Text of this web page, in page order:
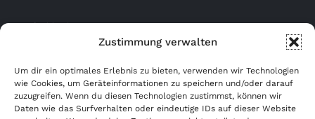
Zustimmung verwalten
Um dir ein optimales Erlebnis zu bieten, verwenden wir Technologien
wie Cookies, um Geräteinformationen zu speichern und/oder darauf
zuzugreifen. Wenn du diesen Technologien zustimmst, können wir
Daten wie das Surfverhalten oder eindeutige IDs auf dieser Website
WERBUNG AB 0,- €!